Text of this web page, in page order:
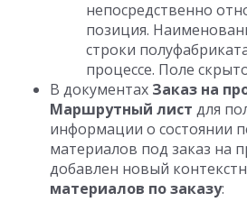
непосредственно
позиция.
строки
процессе. Поле
В документах Заказ на
Маршрутный лист для
информации о состоянии
материалов под заказ на
добавлен новый
материалов по заказу: